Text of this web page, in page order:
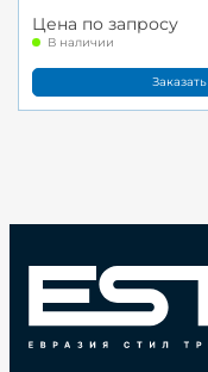
Цена по запросу
В наличии
Заказать